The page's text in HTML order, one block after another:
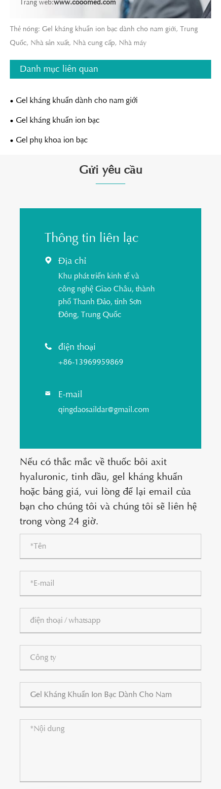
Trang web:www.cooomed.com
Thẻ nóng: Gel kháng khuẩn ion bạc dành cho nam giới, Trung
Quốc, Nhà sản xuất, Nhà cung cấp, Nhà máy
Danh mục liên quan
Gel kháng khuẩn dành cho nam giới
Gel kháng khuẩn ion bạc
Gel phụ khoa ion bạc
Gửi yêu cầu
Thông tin liên lạc
 Địa chỉ
Khu phát triển kinh tế và
công nghệ Giao Châu, thành
phố Thanh Đảo, tỉnh Sơn
Đông, Trung Quốc
 điện thoại
+86-13969959869
 E-mail
qingdaosaildar@gmail.com
Nếu có thắc mắc về thuốc bôi axit
hyaluronic, tinh dầu, gel kháng khuẩn
hoặc bảng giá, vui lòng để lại email của
bạn cho chúng tôi và chúng tôi sẽ liên hệ
trong vòng 24 giờ.